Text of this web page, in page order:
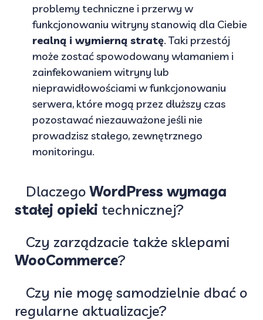
problemy techniczne i przerwy w
funkcjonowaniu witryny stanowią dla Ciebie
realną i wymierną stratę. Taki przestój
może zostać spowodowany włamaniem i
zainfekowaniem witryny lub
nieprawidłowościami w funkcjonowaniu
serwera, które mogą przez dłuższy czas
pozostawać niezauważone jeśli nie
prowadzisz stałego, zewnętrznego
monitoringu.
DlaczegoWordPress wymaga
stałej opieki technicznej?
Czy zarządzacie także sklepami
WooCommerce?
Czy nie mogę samodzielnie dbać o
regularne aktualizacje?